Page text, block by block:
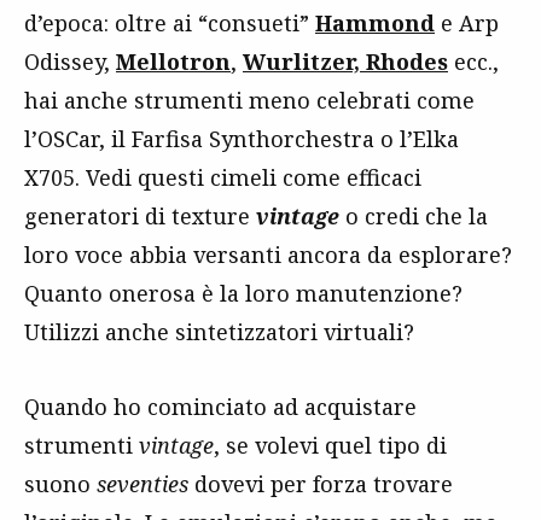
d’epoca: oltre ai “consueti” Hammond e Arp
Odissey, Mellotron, Wurlitzer, Rhodes ecc.,
hai anche strumenti meno celebrati come
l’OSCar, il Farfisa Synthorchestra o l’Elka
X705. Vedi questi cimeli come efficaci
generatori di texture vintage o credi che la
loro voce abbia versanti ancora da esplorare?
Quanto onerosa è la loro manutenzione?
Utilizzi anche sintetizzatori virtuali?
Quando ho cominciato ad acquistare
strumenti vintage, se volevi quel tipo di
suono seventies dovevi per forza trovare